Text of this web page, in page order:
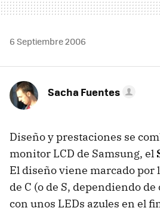
6 Septiembre 2006
Sacha Fuentes
Diseño y prestaciones se
monitor LCD de Samsung, el
El diseño viene marcado por
de C (o de S, dependiendo
con unos LEDs azules en el